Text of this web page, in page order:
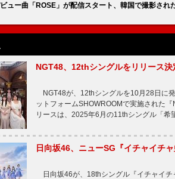
ュー曲「ROSE」が配信スタート、韓国で撮影され
NGT48、12thシングルをリリース決
NGT48が、12thシングルを10月28日に
ットフォームSHOWROOMで実施された
リースは、2025年6月の11thシングル「希
日向坂46、ニューSG『イチャイチ
日向坂46が、18thシングル『イチャイチ